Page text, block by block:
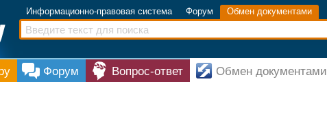
Информационно-правовая система Форум Обмен документами
Форум Вопрос-ответ Обмен документами